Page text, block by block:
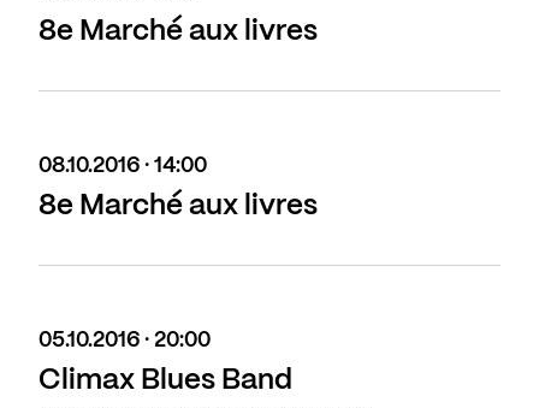
8e Marché aux livres
08.10.2016 · 14:00
8e Marché aux livres
05.10.2016 · 20:00
Climax Blues Band